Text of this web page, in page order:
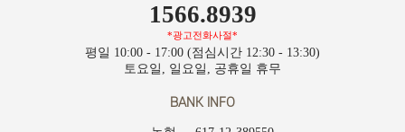
1566.8939
*광고전화사절*
평일 10:00 - 17:00 (점심시간 12:30 - 13:30)
토요일, 일요일, 공휴일 휴무
BANK INFO